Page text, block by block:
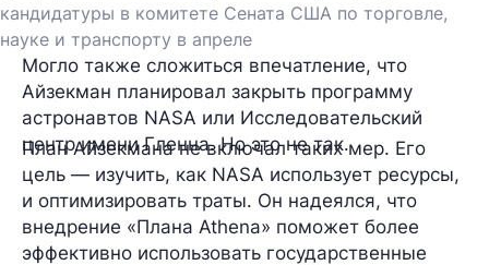
кандидатуры в комитете Сената США по торговле,
науке и транспорту в апреле
Могло также сложиться впечатление, что
Айзекман планировал закрыть программу
астронавтов NASA или Исследовательский
центр имени Гленна. Но это не так.
План Айзекмана не включал таких мер. Его
цель — изучить, как NASA использует ресурсы,
и оптимизировать траты. Он надеялся, что
внедрение «Плана Athena» поможет более
эффективно использовать государственные